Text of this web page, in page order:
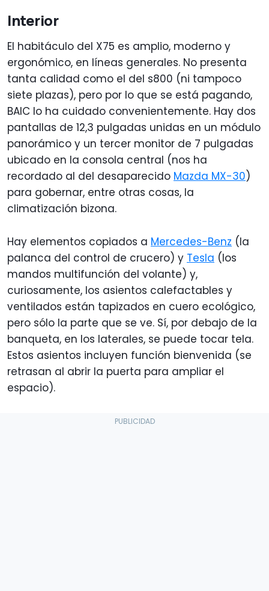
Interior
El habitáculo del X75 es amplio, moderno y
ergonómico, en líneas generales. No presenta
tanta calidad como el del s800 (ni tampoco
siete plazas), pero por lo que se está pagando,
BAIC lo ha cuidado convenientemente. Hay dos
pantallas de 12,3 pulgadas unidas en un módulo
panorámico y un tercer monitor de 7 pulgadas
ubicado en la consola central (nos ha
recordado al del desaparecido Mazda MX-30)
para gobernar, entre otras cosas, la
climatización bizona.
Hay elementos copiados a Mercedes-Benz (la
palanca del control de crucero) y Tesla (los
mandos multifunción del volante) y,
curiosamente, los asientos calefactables y
ventilados están tapizados en cuero ecológico,
pero sólo la parte que se ve. Sí, por debajo de la
banqueta, en los laterales, se puede tocar tela.
Estos asientos incluyen función bienvenida (se
retrasan al abrir la puerta para ampliar el
espacio).